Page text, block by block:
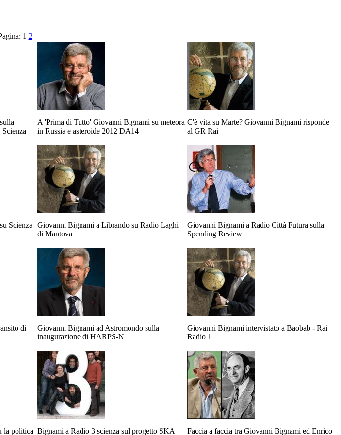
1 2
A 'Prima di Tutto' Giovanni Bignami su meteora
in Russia e asteroide 2012 DA14
C'è vita su Marte? Giovanni Bignami risponde
al GR Rai
Scienza
Giovanni Bignami a Librando su Radio Laghi
di Mantova
Giovanni Bignami a Radio Città Futura sulla
Spending Review
di
Giovanni Bignami ad Astromondo sulla
inaugurazione di HARPS-N
Giovanni Bignami intervistato a Baobab - Rai
Radio 1
la politica Bignami a Radio 3 scienza sul progetto SKA Faccia a faccia tra Giovanni Bignami ed Enrico